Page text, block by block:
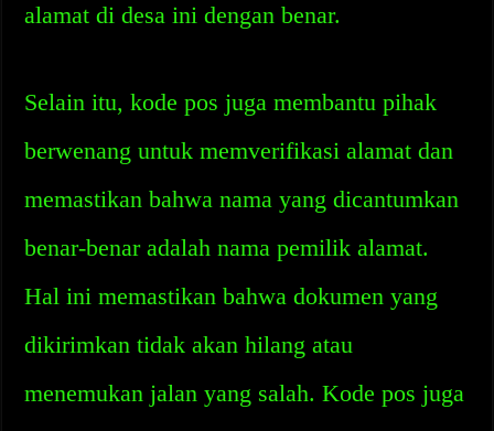
alamat di desa ini dengan benar.
Selain itu, kode pos juga membantu pihak
berwenang untuk memverifikasi alamat dan
memastikan bahwa nama yang dicantumkan
benar-benar adalah nama pemilik alamat.
Hal ini memastikan bahwa dokumen yang
dikirimkan tidak akan hilang atau
menemukan jalan yang salah. Kode pos juga